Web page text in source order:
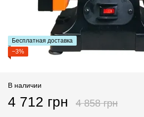
Бесплатная доставка
−3%
В наличии
4 712 грн 4 858 грн